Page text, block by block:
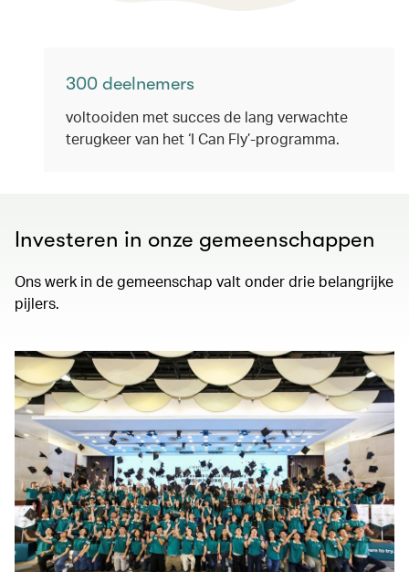
300 deelnemers
voltooiden met succes de lang verwachte
terugkeer van het ‘I Can Fly’-programma.
Investeren in onze gemeenschappen
Ons werk in de gemeenschap valt onder drie belangrijke
pijlers.